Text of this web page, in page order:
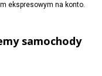
ekspresowym na konto.
samochody